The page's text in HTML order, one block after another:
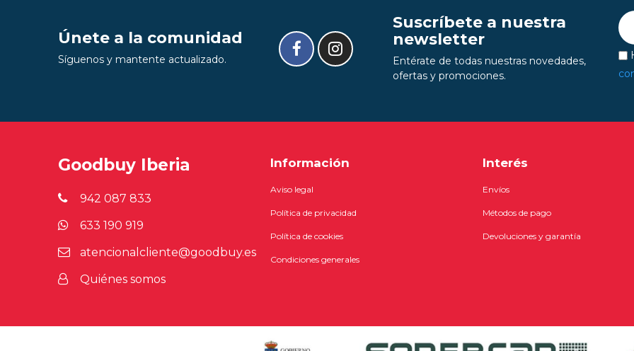
Únete a la comunidad
Síguenos y mantente actualizado.
Suscríbete a nuestra
newsletter
Entérate de todas nuestras novedades,
ofertas y promociones.
Goodbuy Iberia
942 087 833
633 190 919
atencionalcliente@goodbuy.es
Quiénes somos
Información
Aviso legal
Política de privacidad
Política de cookies
Condiciones generales
Interés
Envíos
Métodos de pago
Devoluciones y garantía